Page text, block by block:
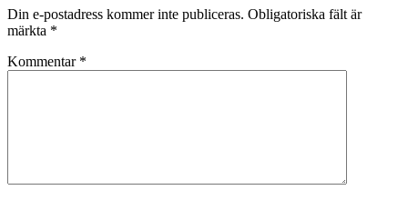
Din e-postadress kommer inte publiceras. Obligatoriska fält är
märkta *
Kommentar *